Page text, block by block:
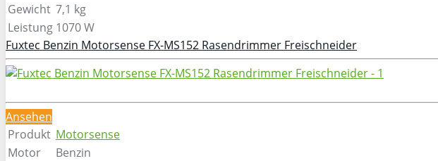
Gewicht 7,1 kg
Leistung 1070 W
Fuxtec Benzin Motorsense FX-MS152 Rasendrimmer Freischneider
Ansehen
Produkt Motorsense
Motor
Benzin